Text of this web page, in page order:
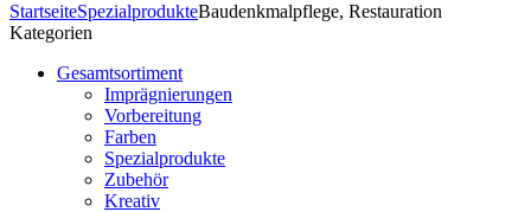
StartseiteSpezialprodukteBaudenkmalpflege, Restauration
Kategorien
Gesamtsortiment
Imprägnierungen
Vorbereitung
Farben
Spezialprodukte
Zubehör
Kreativ